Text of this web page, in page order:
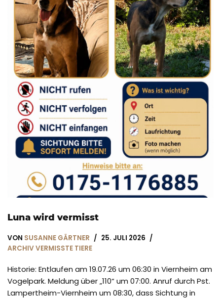
Luna wird vermisst
VON SUSANNE GÄRTNER
25. JULI 2026
ARCHIV VERMISSTE TIERE
Historie: Entlaufen am 19.07.26 um 06:30 in Viernheim am
Vogelpark. Meldung über „110“ um 07:00. Anruf durch Pst.
Lampertheim-Viernheim um 08:30, dass Sichtung in